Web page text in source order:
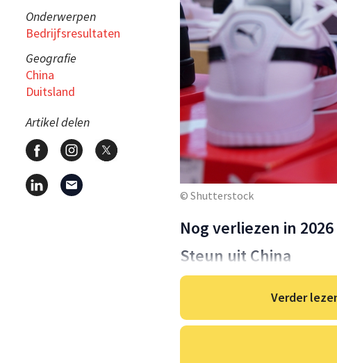
Onderwerpen
Bedrijfsresultaten
Geografie
China
Duitsland
Artikel delen
© Shutterstock
Nog verliezen in 2026
Steun uit China
Verder